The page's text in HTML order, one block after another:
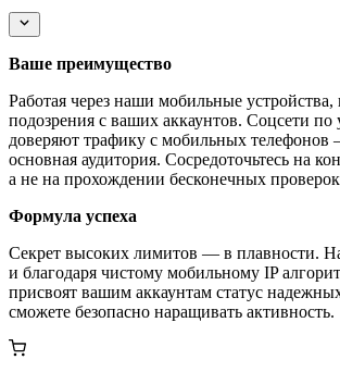
Ваше преимущество
Работая через наши мобильные
подозрения с ваших аккаунтов. Соцсети
доверяют трафику с мобильных телефонов
основная аудитория. Сосредоточьтесь на
а не на прохождении бесконечных
Формула успеха
Секрет высоких лимитов — в плавности.
и благодаря чистому мобильному IP
присвоят вашим аккаунтам статус
сможете безопасно наращивать активность.